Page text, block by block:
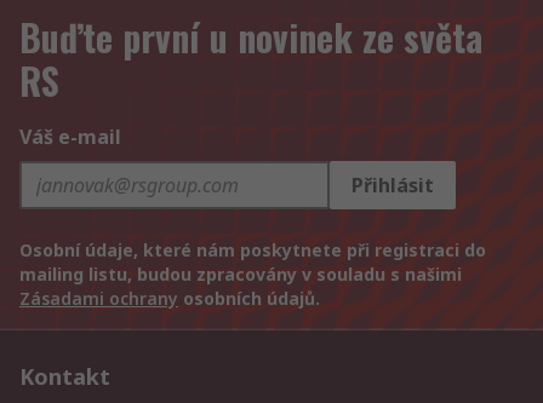
Buďte první u novinek ze světa
RS
Váš e-mail
Přihlásit
Osobní údaje, které nám poskytnete při registraci do
mailing listu, budou zpracovány v souladu s našimi
Zásadami ochrany osobních údajů.
Kontakt